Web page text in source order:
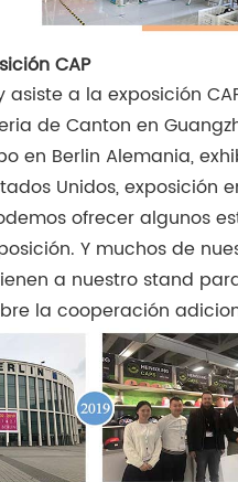
CAP
asiste a la exposición
de Canton en
en Berlin Alemania,
Unidos, exposición
ofrecer algunos
Y muchos de
a nuestro stand
la cooperación